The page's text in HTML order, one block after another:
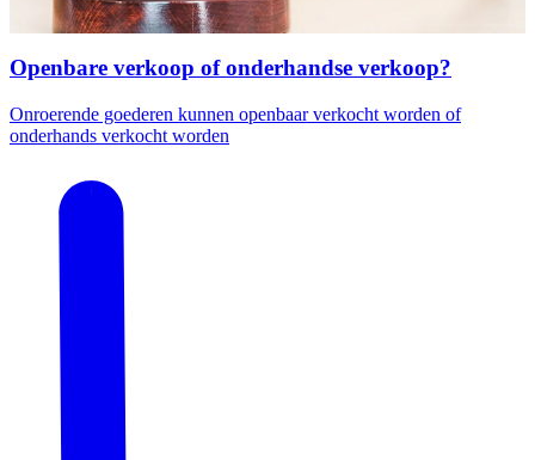
Openbare verkoop of onderhandse verkoop?
Onroerende goederen kunnen openbaar verkocht worden of
onderhands verkocht worden